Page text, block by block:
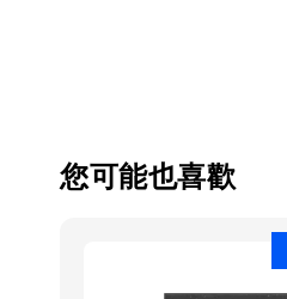
您可能也喜歡